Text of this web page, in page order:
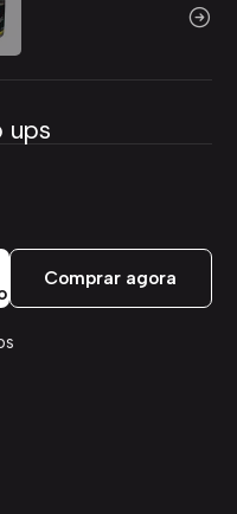
ups
Comprar agora